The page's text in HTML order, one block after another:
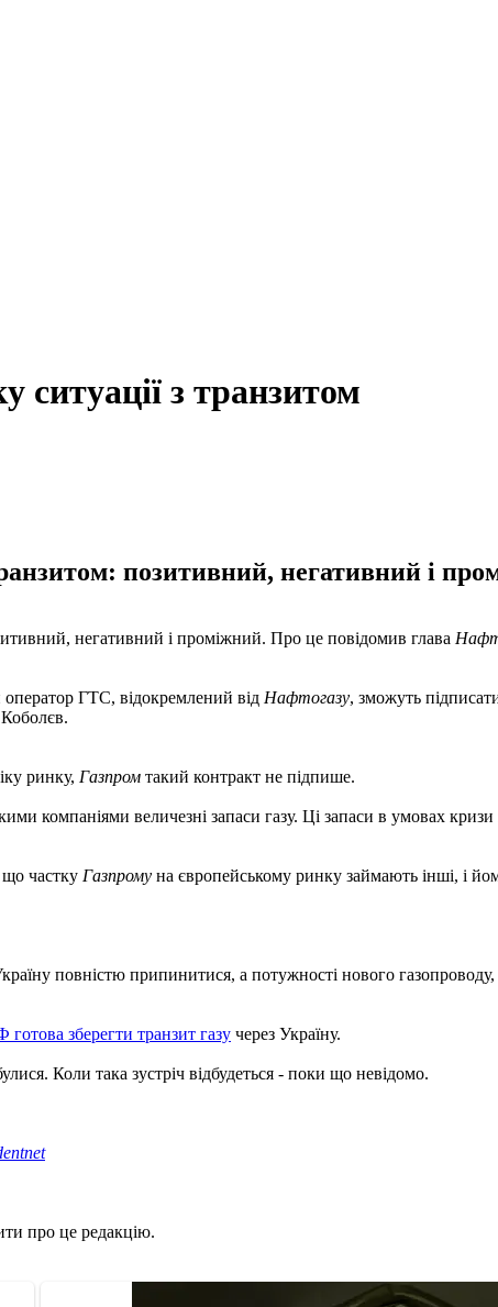
ситуації з транзитом
позитивний, негативний і
негативний і проміжний. Про це повідомив глава
оператор ГТС, відокремлений від Нафтогазу, зможуть
ринку, Газпром такий контракт не підпише.
компаніями величезні запаси газу. Ці запаси в умовах кризи
частку Газпрому на європейському ринку займають інші, і
повністю припинитися, а потужності нового
готова зберегти транзит газу через Україну.
Коли така зустріч відбудеться - поки що невідомо.
про це редакцію.